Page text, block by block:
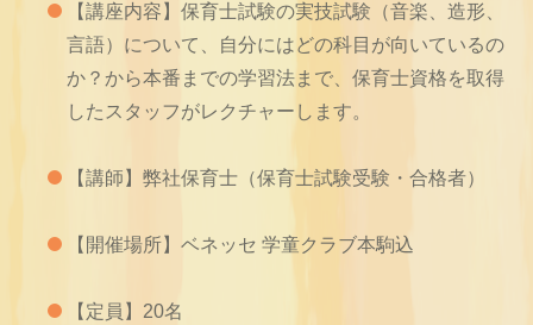
【講座内容】保育士試験の実技試験（音楽、造形、
言語）について、自分にはどの科目が向いているの
か？から本番までの学習法まで、保育士資格を取得
したスタッフがレクチャーします。
【講師】弊社保育士（保育士試験受験・合格者）
【開催場所】ベネッセ 学童クラブ本駒込
【定員】20名